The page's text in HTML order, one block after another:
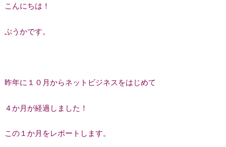
こんにちは！
ぷうかです。
昨年に１０月からネットビジネスをはじめて
４か月が経過しました！
この１か月をレポートします。